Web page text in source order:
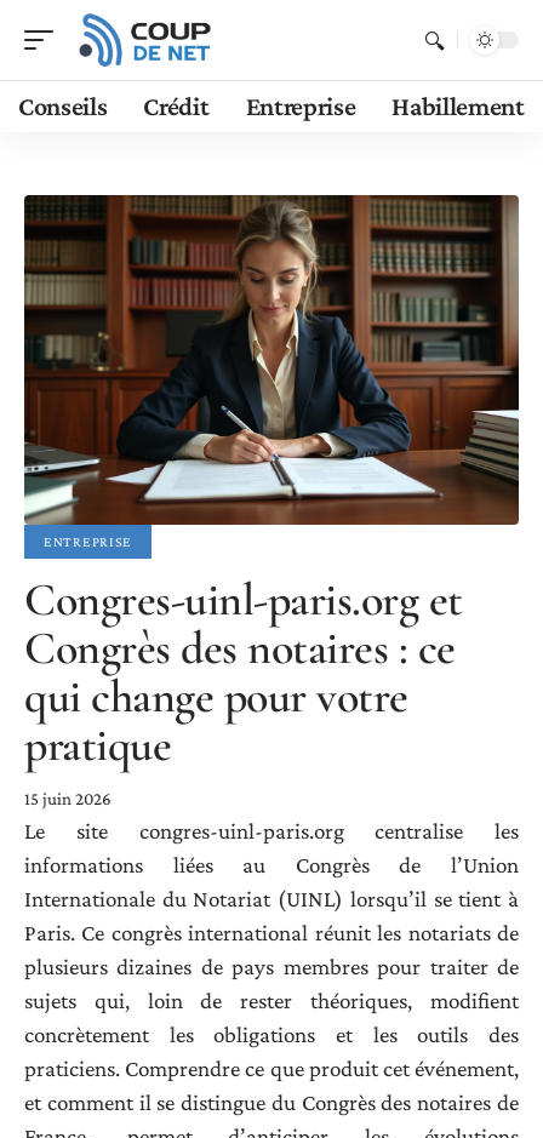
Conseils Crédit Entreprise Habillement
ENTREPRISE
Congres-uinl-paris.org et
Congrès des notaires : ce
qui change pour votre
pratique
15 juin 2026
Le site congres-uinl-paris.org centralise les
informations liées au Congrès de l’Union
Internationale du Notariat (UINL) lorsqu’il se tient à
Paris. Ce congrès international réunit les notariats de
plusieurs dizaines de pays membres pour traiter de
sujets qui, loin de rester théoriques, modifient
concrètement les obligations et les outils des
praticiens. Comprendre ce que produit cet événement,
et comment il se distingue du Congrès des notaires de